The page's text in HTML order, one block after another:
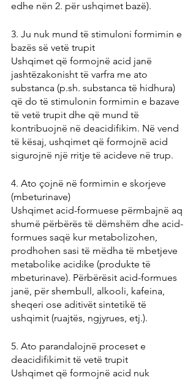
edhe nën 2. për ushqimet bazë).
3. Ju nuk mund të stimuloni formimin e
bazës së vetë trupit
Ushqimet që formojnë acid janë
jashtëzakonisht të varfra me ato
substanca (p.sh. substanca të hidhura)
që do të stimulonin formimin e bazave
të vetë trupit dhe që mund të
kontribuojnë në deacidifikim. Në vend
të kësaj, ushqimet që formojnë acid
sigurojnë një rritje të acideve në trup.
4. Ato çojnë në formimin e skorjeve
(mbeturinave)
Ushqimet acid-formuese përmbajnë aq
shumë përbërës të dëmshëm dhe acid-
formues saqë kur metabolizohen,
prodhohen sasi të mëdha të mbetjeve
metabolike acidike (produkte të
mbeturinave). Përbërësit acid-formues
janë, për shembull, alkooli, kafeina,
sheqeri ose aditivët sintetikë të
ushqimit (ruajtës, ngjyrues, etj.).
5. Ato parandalojnë proceset e
deacidifikimit të vetë trupit
Ushqimet që formojnë acid nuk